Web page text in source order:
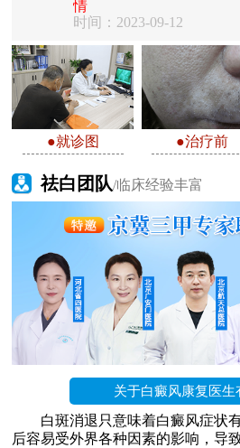
情
时间：2023-09-12
●就诊图 ●治疗前
祛白团队/临床经验丰富
关于白癜风康复医生
白斑消退只意味着白癜风症状
后容易受外界各种因素的影响，导